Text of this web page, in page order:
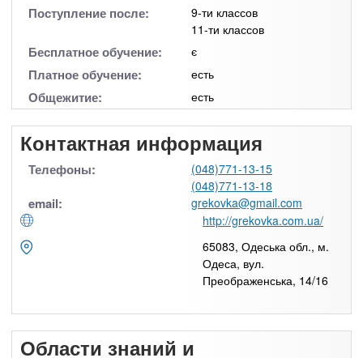
Поступление после:
9-ти классов
11-ти классов
Бесплатное обучение: є
Платное обучение: есть
Общежитие: есть
Контактная информация
Телефоны:
(048)771-13-15
(048)771-13-18
email:
grekovka@gmail.com
http://grekovka.com.ua/
65083, Одеська обл., м.
Одеса, вул.
Преображенська, 14/16
Области знаний и